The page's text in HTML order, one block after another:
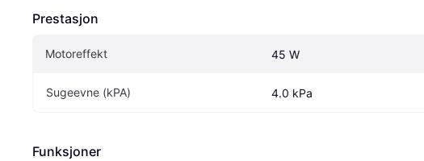
Prestasjon
Motoreffekt 45 W
Sugeevne (kPA) 4.0 kPa
Funksjoner